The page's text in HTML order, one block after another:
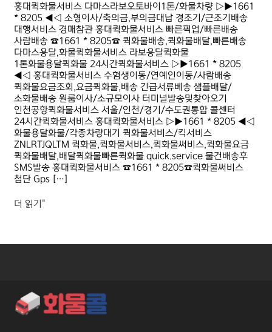
홍대퀵화물서비스 다마스라보오토바이1톤/화물차량 ▷▶1661
* 8205 ◀◁ 소형이사/축의금,부의금대납 경조기/근조기배송
대행서비스 경매참관 홍대퀵화물서비스 빠른픽업/빠른배송
사람배송 ☎1661 * 8205☎ 퀵화물배송,퀵화물배달,빠른배송
다마스용달,화물퀵화물서비스 라보용달퀵화물
1톤화물용달퀵화물 24시간퀵화물서비스 ▷▶1661 * 8205
◀◁ 홍대퀵화물서비스 수험생이동/연예인이동/사람배송
퀵화물요금조회,요금퀵화물,배송 긴급서류베송 샘플배달/
소화물배송 원룸이사/소규모이사 터미널발송및찾아오기
인천공항퀵화물서비스 서울/인천/경기/수도권통합 콜센터
24시간퀵화물서비스 홍대퀵화물서비스 ▷▶1661 * 8205 ◀◁
화물용달화물/각종차량대기 퀵화물서비스/킥서비스
ZNLRTJQLTM 퀵화물,퀵화물서비스,퀵화물써비스,퀵화물요금
퀵화물배달,배달퀵화물빠른퀵화물 quick.service 물건배송후
SMS발송 홍대퀵화물서비스 ☎1661 * 8205☎퀵화물써비스
첨단 Gps […]
더 읽기"